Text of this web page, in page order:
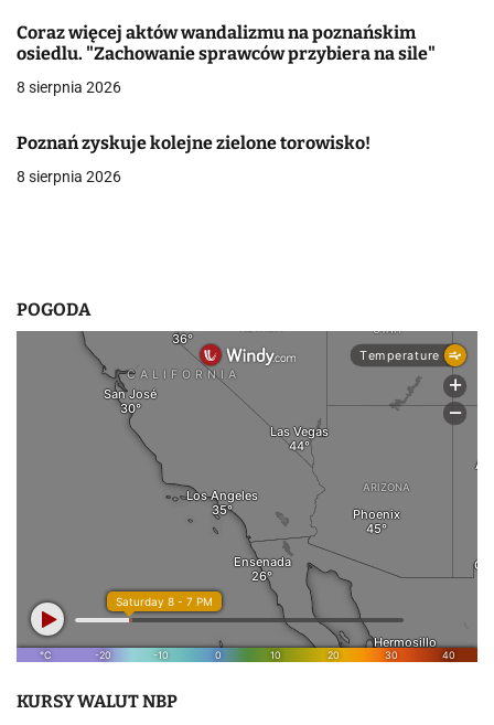
w
p
i
s
Coraz więcej aktów wandalizmu na poznańskim
osiedlu. "Zachowanie sprawców przybiera na sile"
8 sierpnia 2026
Poznań zyskuje kolejne zielone torowisko!
8 sierpnia 2026
POGODA
KURSY WALUT NBP